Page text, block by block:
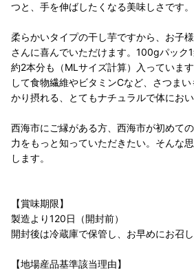
つと、手を伸ばしたくなる美味しさです。
柔らかいタイプの干し芋ですから、お子
さんに喜んでいただけます。100gパック
約2本分も（MLサイズ計算）入っていま
して食物繊維やビタミンCなど、さつま
かり摂れる、とてもナチュラルで体におい
西海市にご縁がある方、西海市が初めて
力をもっと知っていただきたい。そんな
します。
【賞味期限】
製造より120日（開封前）
開封後は冷蔵庫で保管し、お早めにお召し
【地場産品基準該当理由】